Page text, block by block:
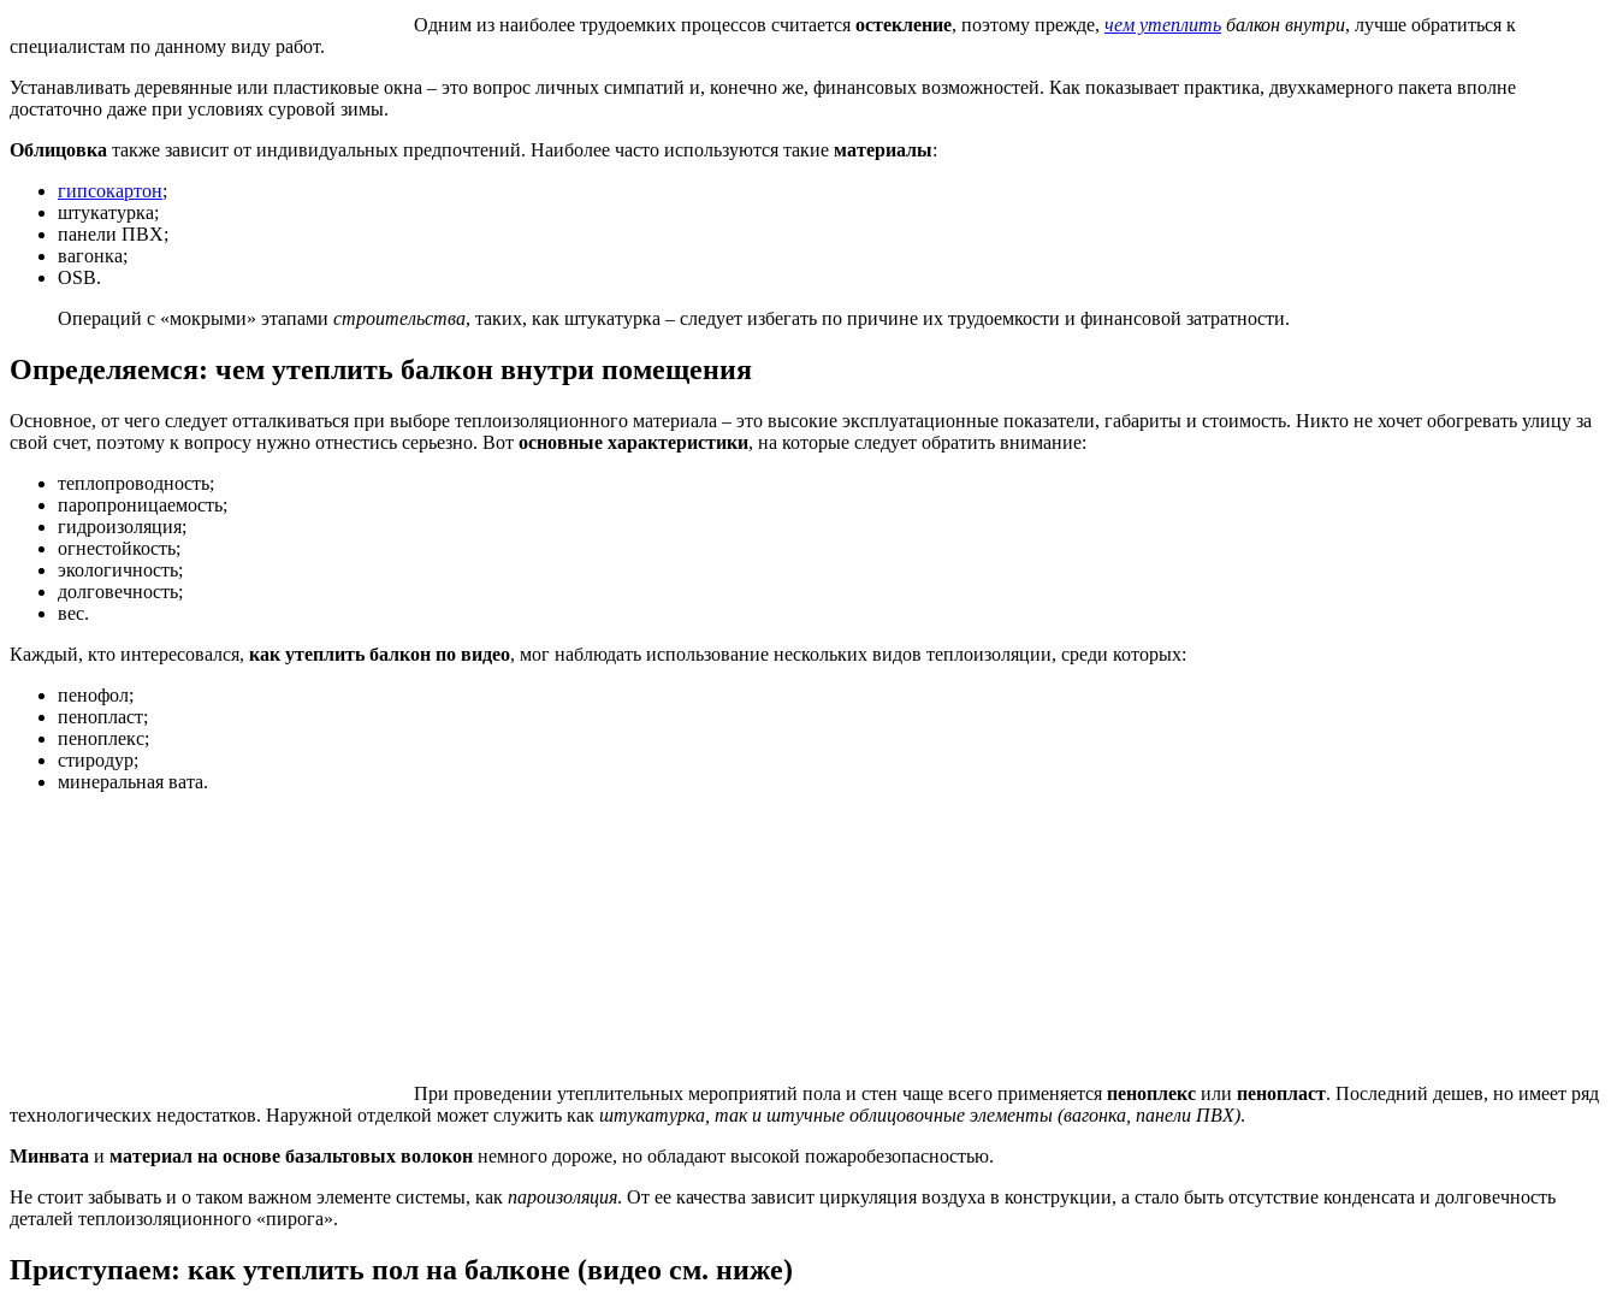
Одним из наиболее трудоемких процессов считается остекление, поэтому прежде, чем утеплить балкон внутри, лучше обратиться к
специалистам по данному виду работ.
Устанавливать деревянные или пластиковые окна – это вопрос личных симпатий и, конечно же, финансовых возможностей. Как показывает практика, двухкамерного пакета вполне
достаточно даже при условиях суровой зимы.
Облицовка также зависит от индивидуальных предпочтений. Наиболее часто используются такие материалы:
гипсокартон;
штукатурка;
панели ПВХ;
вагонка;
OSB.
Операций с «мокрыми» этапами строительства, таких, как штукатурка – следует избегать по причине их трудоемкости и финансовой затратности.
Определяемся: чем утеплить балкон внутри помещения
Основное, от чего следует отталкиваться при выборе теплоизоляционного материала – это высокие эксплуатационные показатели, габариты и стоимость. Никто не хочет обогревать улицу за
свой счет, поэтому к вопросу нужно отнестись серьезно. Вот основные характеристики, на которые следует обратить внимание:
теплопроводность;
паропроницаемость;
гидроизоляция;
огнестойкость;
экологичность;
долговечность;
вес.
Каждый, кто интересовался, как утеплить балкон по видео, мог наблюдать использование нескольких видов теплоизоляции, среди которых:
пенофол;
пенопласт;
пеноплекс;
стиродур;
минеральная вата.
При проведении утеплительных мероприятий пола и стен чаще всего применяется пеноплекс или пенопласт. Последний дешев, но имеет ряд
технологических недостатков. Наружной отделкой может служить как штукатурка, так и штучные облицовочные элементы (вагонка, панели ПВХ).
Минвата и материал на основе базальтовых волокон немного дороже, но обладают высокой пожаробезопасностью.
Не стоит забывать и о таком важном элементе системы, как пароизоляция. От ее качества зависит циркуляция воздуха в конструкции, а стало быть отсутствие конденсата и долговечность
деталей теплоизоляционного «пирога».
Приступаем: как утеплить пол на балконе (видео см. ниже)